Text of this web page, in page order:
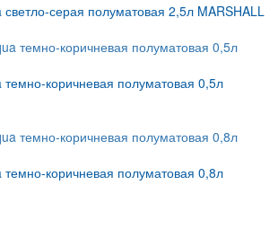
серая полуматовая 2,5л MARSHALL
коричневая полуматовая 0,5л
коричневая полуматовая 0,8л